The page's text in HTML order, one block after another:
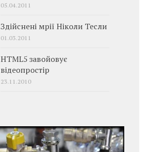
05.04.2011
Здійснені мрії Ніколи Тесли
01.03.2011
HTML5 завойовує
відеопростір
23.11.2010